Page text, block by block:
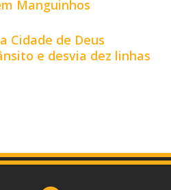
Manguinhos
Cidade de Deus
e desvia dez linhas